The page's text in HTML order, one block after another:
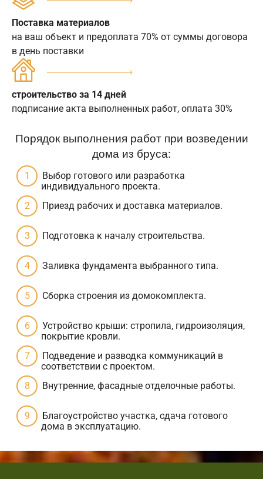
Поставка материалов
на ваш объект и предоплата 70% от суммы договора
в день поставки
строительство за 14 дней
подписание акта выполненных работ, оплата 30%
Порядок выполнения работ при возведении
дома из бруса:
Выбор готового или разработка
индивидуального проекта.
Приезд рабочих и доставка материалов.
Подготовка к началу строительства.
Заливка фундамента выбранного типа.
Сборка строения из домокомплекта.
Устройство крыши: стропила, гидроизоляция,
покрытие кровли.
Подведение и разводка коммуникаций в
соответствии с проектом.
Внутренние, фасадные отделочные работы.
Благоустройство участка, сдача готового
дома в эксплуатацию.